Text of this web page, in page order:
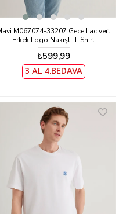
M067074-33207 Gece Lacivert
Erkek Logo Nakışlı T-Shirt
₺599,99
3 AL 4.BEDAVA